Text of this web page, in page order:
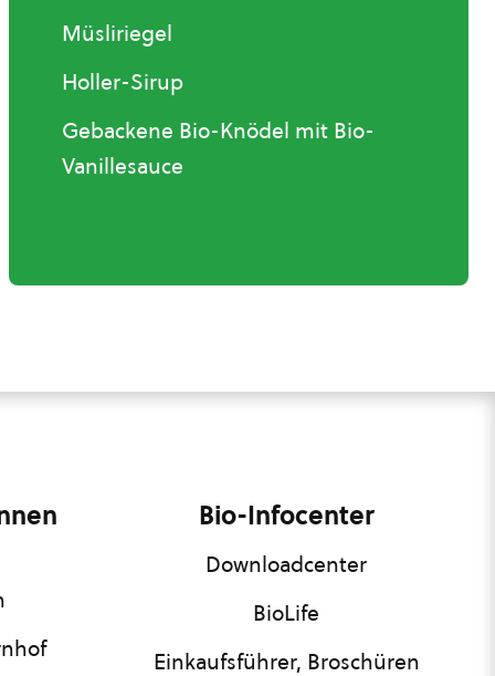
Müsliriegel
Holler-Sirup
Gebackene Bio-Knödel mit Bio-
Vanillesauce
Bio-Infocenter
Downloadcenter
BioLife
Einkaufsführer, Broschüren